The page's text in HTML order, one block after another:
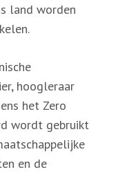
land worden
hoogleraar
het Zero
wordt gebruikt
en de